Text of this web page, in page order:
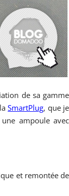
de sa gamme
laSmartPlug, que je
ampoule avec
et remontée de